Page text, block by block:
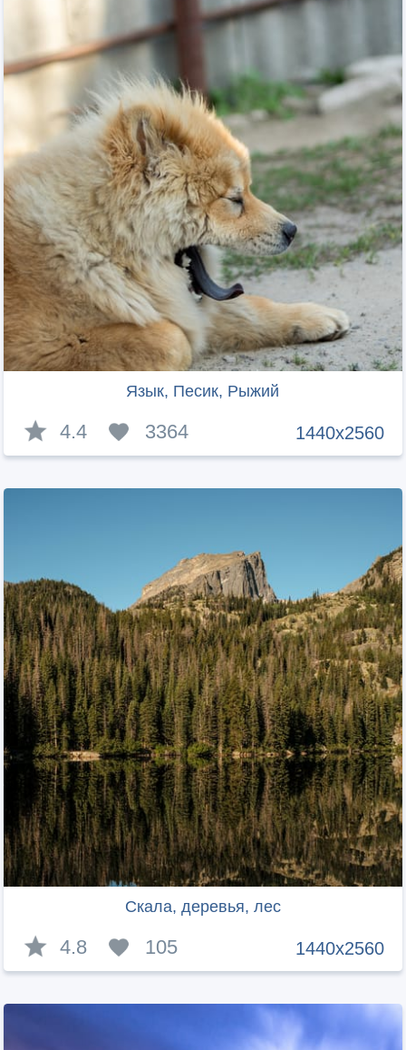
Язык, Песик, Рыжий
1440x2560
4.4 3364
Скала, деревья, лес
1440x2560
4.8 105